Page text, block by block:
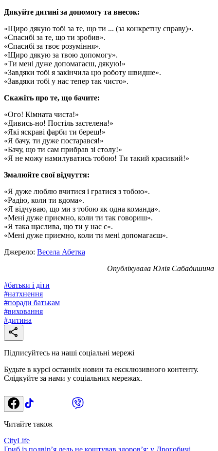
Дякуйте дитині за допомогу та внесок:
«Щиро дякую тобі за те, що ти ... (за конкретну справу)».
«Спасибі за те, що ти зробив».
«Спасибі за твоє розуміння».
«Щиро дякую за твою допомогу».
«Ти мені дуже допомагаєш, дякую!»
«Завдяки тобі я закінчила цю роботу швидше».
«Завдяки тобі у нас тепер так чисто».
Скажіть про те, що бачите:
«Ого! Кімната чиста!»
«Дивись-но! Постіль застелена!»
«Які яскраві фарби ти береш!»
«Я бачу, ти дуже постарався!»
«Бачу, що ти сам прибрав зі столу!»
«Я не можу намилуватись тобою! Ти такий красивий!»
Змалюйте свої відчуття:
«Я дуже люблю вчитися і гратися з тобою».
«Радію, коли ти вдома».
«Я відчуваю, що ми з тобою як одна команда».
«Мені дуже приємно, коли ти так говориш».
«Я така щаслива, що ти у нас є».
«Мені дуже приємно, коли ти мені допомагаєш».
Джерело: Весела Абетка
Опублікувала Юлія Сабадишина
#батьки і діти
#натхнення
#поради батькам
#виховання
#дитина
Підписуйтесь на наші соціальні мережі
Будьте в курсі останніх новин та ексклюзивного контенту.
Слідкуйте за нами у соціальних мережах.
Читайте також
CityLife
Гриб із подвір’я ледь не коштував здоров’я: у Дрогобичі